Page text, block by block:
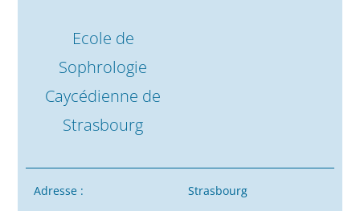
Ecole de
Sophrologie
Caycédienne de
Strasbourg
Adresse : Strasbourg